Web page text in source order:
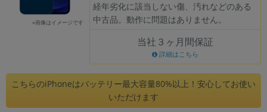
※画像はイメージです
経年劣化に該当しない傷、汚れなどのある
中古品。動作に問題はありません。
当社３ヶ月間保証
詳細はこちら
こちらのiPhoneはバッテリー最大容量80%以上！安心してお使い
いただけます
人気の検索ワード： Let's note EliteBookMacBook
「スマートフォン」「タブレット」など
シリーズ
商品シリーズ名・ブランド名の絞り込み。
「iPhone」「Xperia」「Galaxy」など